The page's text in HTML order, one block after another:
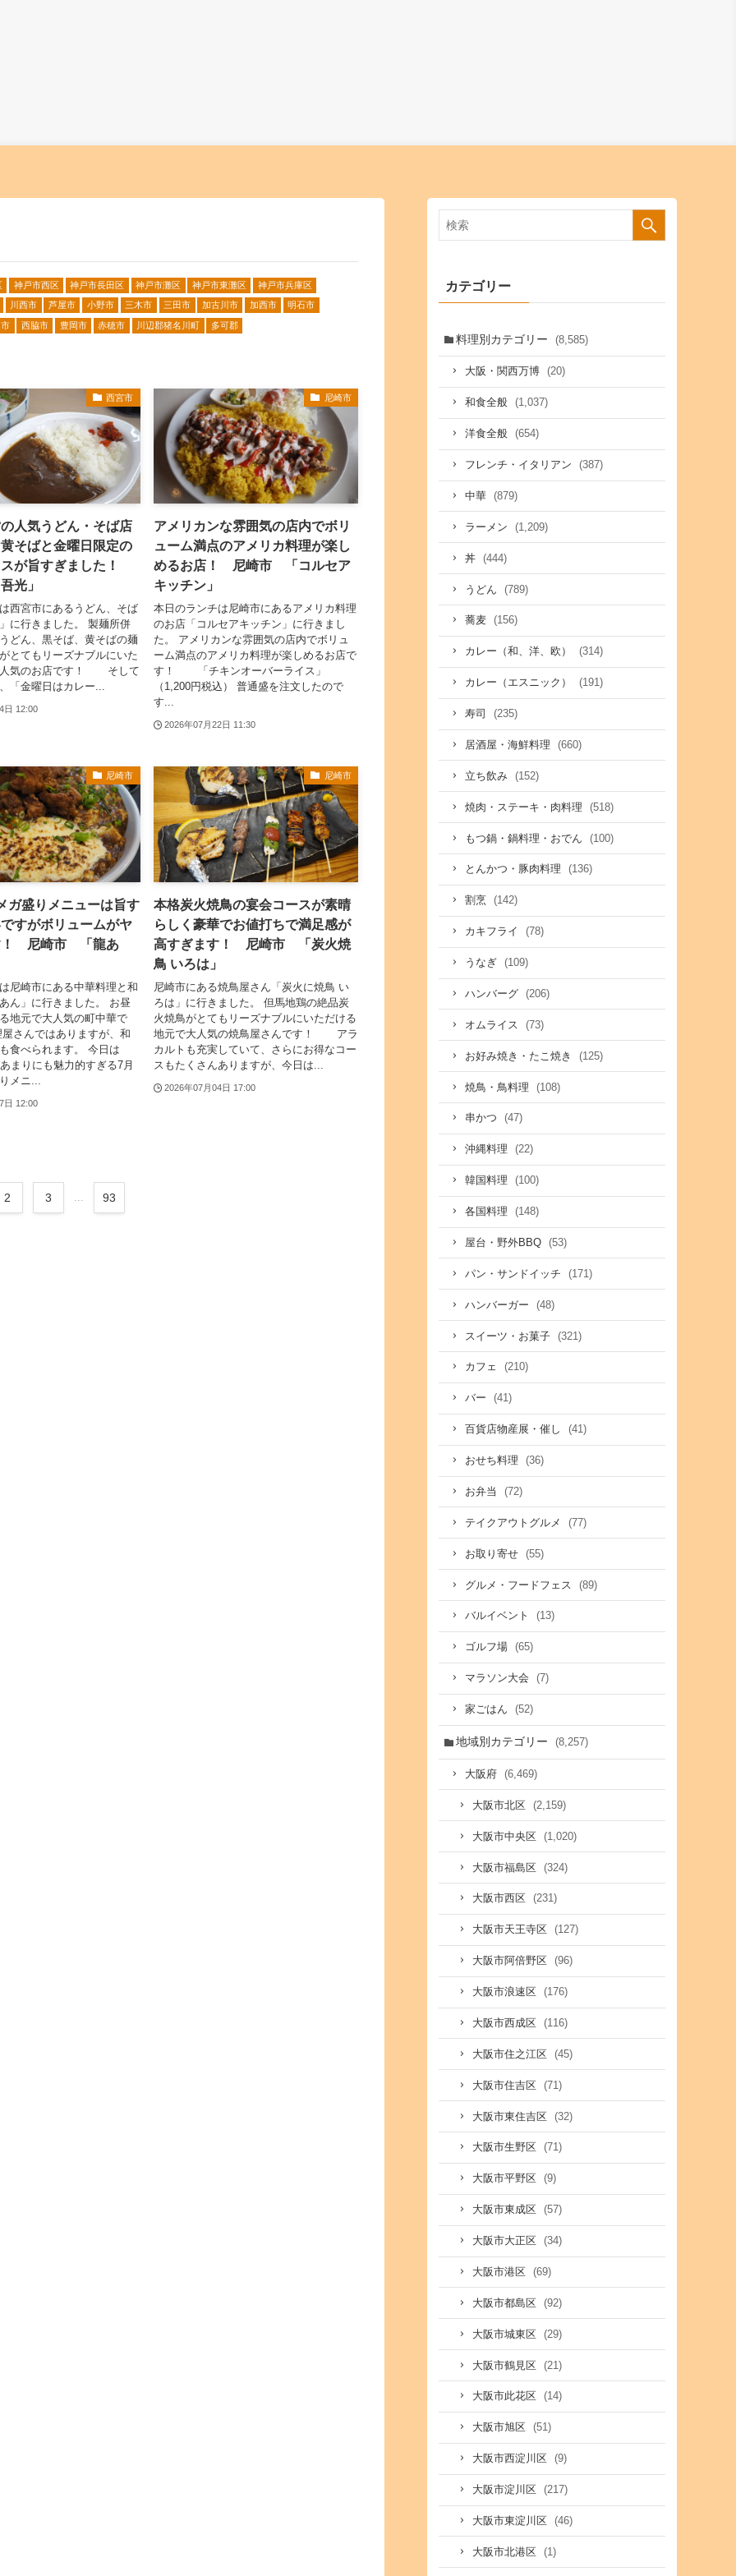
神戸市西区 神戸市長田区 神戸市灘区 神戸市東灘区 神戸市兵庫区
川西市 芦屋市 小野市 三木市 三田市 加古川市 加西市 明石市
西脇市 豊岡市 赤穂市 川辺郡猪名川町 多可郡
西宮市
人気うどん・そば店
そばと金曜日限定の
が旨すぎました！
光」
西宮市にあるうどん、そば
に行きました。 製麺所併
どん、黒そば、黄そばの麺
とてもリーズナブルにいた
人気のお店です！ そして
「金曜日はカレー...
日 12:00
尼崎市
アメリカンな雰囲気の店内でボリ
ューム満点のアメリカ料理が楽し
めるお店！ 尼崎市 「コルセア
キッチン」
本日のランチは尼崎市にあるアメリカ料理
のお店「コルセアキッチン」に行きまし
た。 アメリカンな雰囲気の店内でボリュ
ーム満点のアメリカ料理が楽しめるお店で
す！ 「チキンオーバーライス」
（1,200円税込） 普通盛を注文したので
す...
2026年07月22日 11:30
尼崎市
ガ盛りメニューは旨す
すがボリュームがヤ
！ 尼崎市 「龍あ
尼崎市にある中華料理と和
ん」に行きました。 お昼
地元で大人気の町中華で
さんではありますが、和
食べられます。 今日は
まりにも魅力的すぎる7月
メニ...
日 12:00
尼崎市
本格炭火焼鳥の宴会コースが素晴
らしく豪華でお値打ちで満足感が
高すぎます！ 尼崎市 「炭火焼
鳥 いろは」
尼崎市にある焼鳥屋さん「炭火に焼鳥 い
ろは」に行きました。 但馬地鶏の絶品炭
火焼鳥がとてもリーズナブルにいただける
地元で大人気の焼鳥屋さんです！ アラ
カルトも充実していて、さらにお得なコー
スもたくさんありますが、今日は...
2026年07月04日 17:00
2 3 ... 93
カテゴリー
料理別カテゴリー (8,585)
大阪・関西万博 (20)
和食全般 (1,037)
洋食全般 (654)
フレンチ・イタリアン (387)
中華 (879)
ラーメン (1,209)
丼 (444)
うどん (789)
蕎麦 (156)
カレー（和、洋、欧） (314)
カレー（エスニック） (191)
寿司 (235)
居酒屋・海鮮料理 (660)
立ち飲み (152)
焼肉・ステーキ・肉料理 (518)
もつ鍋・鍋料理・おでん (100)
とんかつ・豚肉料理 (136)
割烹 (142)
カキフライ (78)
うなぎ (109)
ハンバーグ (206)
オムライス (73)
お好み焼き・たこ焼き (125)
焼鳥・鳥料理 (108)
串かつ (47)
沖縄料理 (22)
韓国料理 (100)
各国料理 (148)
屋台・野外BBQ (53)
パン・サンドイッチ (171)
ハンバーガー (48)
スイーツ・お菓子 (321)
カフェ (210)
バー (41)
百貨店物産展・催し (41)
おせち料理 (36)
お弁当 (72)
テイクアウトグルメ (77)
お取り寄せ (55)
グルメ・フードフェス (89)
バルイベント (13)
ゴルフ場 (65)
マラソン大会 (7)
家ごはん (52)
地域別カテゴリー (8,257)
大阪府 (6,469)
大阪市北区 (2,159)
大阪市中央区 (1,020)
大阪市福島区 (324)
大阪市西区 (231)
大阪市天王寺区 (127)
大阪市阿倍野区 (96)
大阪市浪速区 (176)
大阪市西成区 (116)
大阪市住之江区 (45)
大阪市住吉区 (71)
大阪市東住吉区 (32)
大阪市生野区 (71)
大阪市平野区 (9)
大阪市東成区 (57)
大阪市大正区 (34)
大阪市港区 (69)
大阪市都島区 (92)
大阪市城東区 (29)
大阪市鶴見区 (21)
大阪市此花区 (14)
大阪市旭区 (51)
大阪市西淀川区 (9)
大阪市淀川区 (217)
大阪市東淀川区 (46)
大阪市北港区 (1)